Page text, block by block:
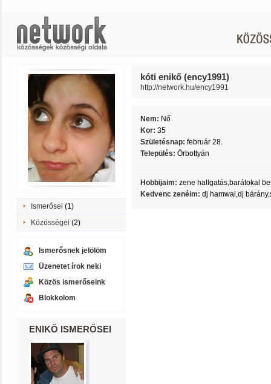
Ismerősei (1)
Közösségei (2)
Ismerősnek jelölöm
Üzenetet írok neki
Közös ismerőseink
Blokkolom
ENIKŐ ISMERŐSEI
kóti enikő (ency1991)
http://network.hu/ency1991
Nem: Nő
Kor: 35
Születésnap: február 28.
Település: Őrbottyán
Hobbijaim: zene hallgatás,barátokal
Kedvenc zenéim: dj hamwai,dj